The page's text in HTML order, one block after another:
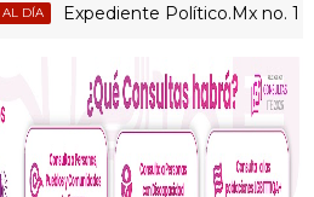
Expediente Político.Mx no. 1125